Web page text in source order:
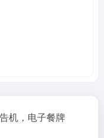
机，电子餐牌